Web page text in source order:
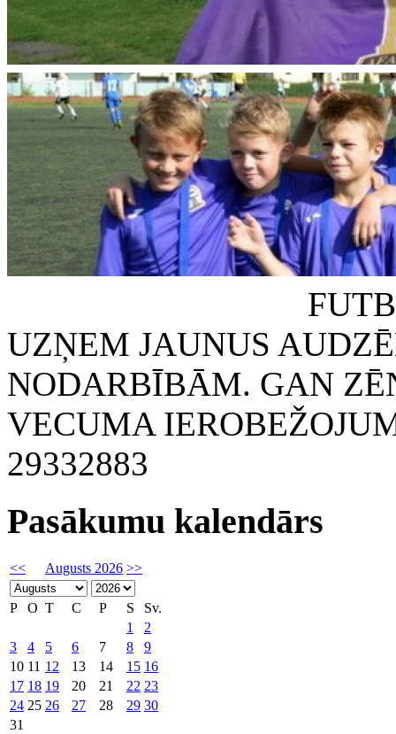
FUTBOLA
UZŅEM JAUNUS
NODARBĪBĀM. GAN
VECUMA
29332883
Pasākumu kalendārs
<< Augusts 2026 >>
P O T C P S
Sv.
1
2
3
4 5 6 7 8
9
10 11 12 13 14 15 16
17 18 19 20 21 22 23
24 25 26 27 28 29 30
31